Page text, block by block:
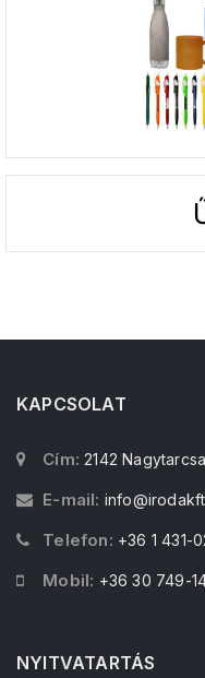
KAPCSOLAT
Cím: 2142
E-mail:
Telefon: +36 1 431-
Mobil: +36 30 749-
NYITVATARTÁS